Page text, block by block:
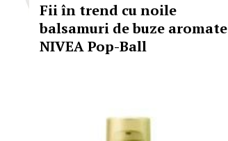
Fii în trend cu noile
balsamuri de buze aromate
NIVEA Pop-Ball